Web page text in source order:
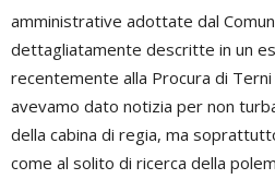
amministrative adottate dal
dettagliatamente descritte in un
recentemente alla Procura di
avevamo dato notizia per non
della cabina di regia, ma
come al solito di ricerca della